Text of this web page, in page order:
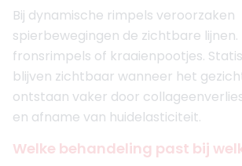
Bij dynamische rimpels veroorzaken
spierbewegingen de zichtbare lijnen.
fronsrimpels of kraaienpootjes.
blijven zichtbaar wanneer het
ontstaan vaker door
en afname van huidelasticiteit.
Welke behandeling past bij